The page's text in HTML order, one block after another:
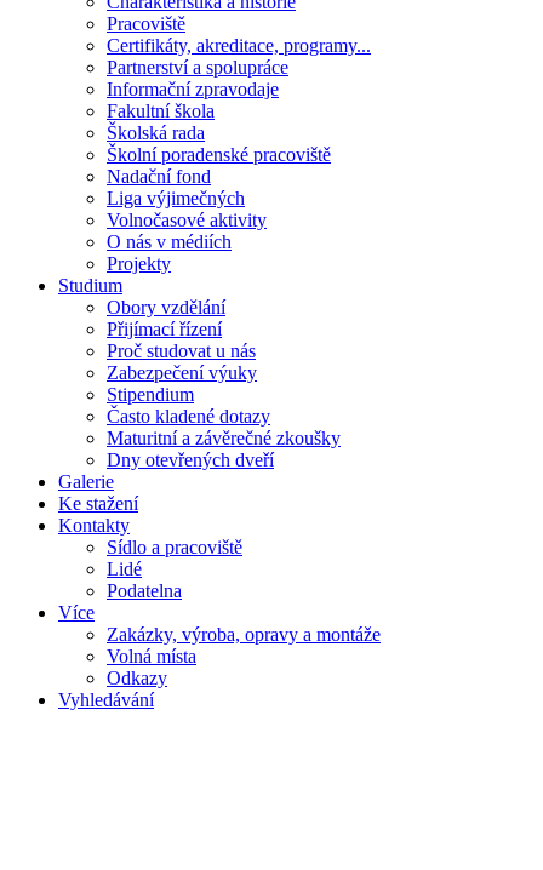
Pracoviště
Certifikáty, akreditace, programy...
Partnerství a spolupráce
Informační zpravodaje
Fakultní škola
Školská rada
Školní poradenské pracoviště
Nadační fond
Liga výjimečných
Volnočasové aktivity
O nás v médiích
Projekty
Studium
Obory vzdělání
Přijímací řízení
Proč studovat u nás
Zabezpečení výuky
Stipendium
Často kladené dotazy
Maturitní a závěrečné zkoušky
Dny otevřených dveří
Galerie
Ke stažení
Kontakty
Sídlo a pracoviště
Lidé
Podatelna
Více
Zakázky, výroba, opravy a montáže
Volná místa
Odkazy
Vyhledávání